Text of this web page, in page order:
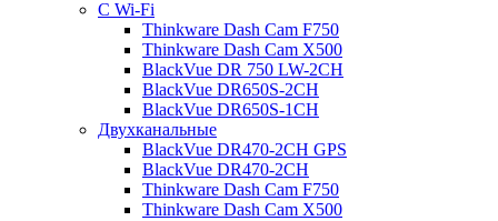
С Wi-Fi
Thinkware Dash Cam F750
Thinkware Dash Cam X500
BlackVue DR 750 LW-2CH
BlackVue DR650S-2CH
BlackVue DR650S-1CH
Двухканальные
BlackVue DR470-2CH GPS
BlackVue DR470-2CH
Thinkware Dash Cam F750
Thinkware Dash Cam X500